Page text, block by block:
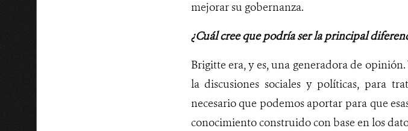
mejorar su gobernanza.
¿Cuál cree que podría ser la principal
Brigitte era, y es, una generadora de
la discusiones sociales y políticas, para
necesario que podemos aportar para que
conocimiento construido con base en los